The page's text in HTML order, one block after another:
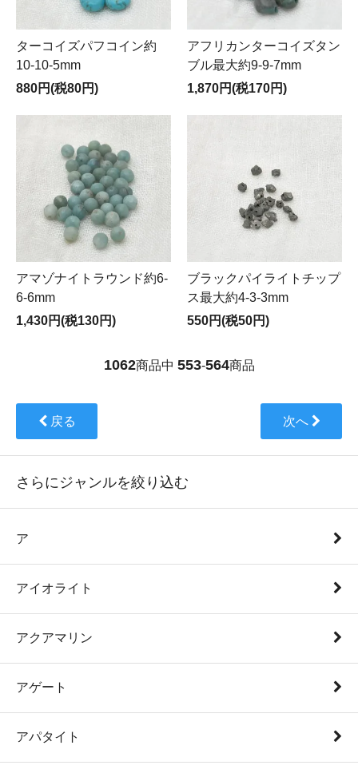
ターコイズパフコイン約
10-10-5mm
880円(税80円)
アフリカンターコイズタン
ブル最大約9-9-7mm
1,870円(税170円)
アマゾナイトラウンド約6-
6-6mm
1,430円(税130円)
ブラックパイライトチップ
ス最大約4-3-3mm
550円(税50円)
1062商品中 553-564商品
戻る 次へ
さらにジャンルを絞り込む
ア
アイオライト
アクアマリン
アゲート
アパタイト